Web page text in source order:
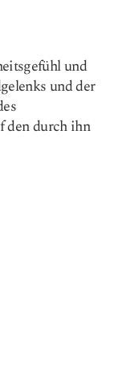
und
und der
den durch ihn